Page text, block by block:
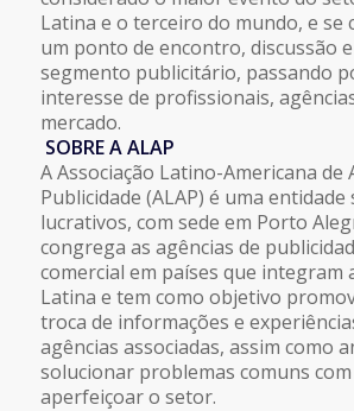
Latina e o terceiro do mundo, e se
um ponto de encontro, discussão
segmento publicitário, passando
interesse de profissionais,
mercado.
SOBRE A ALAP
A Associação Latino-Americana de
Publicidade (ALAP) é uma entidade
lucrativos, com sede em Porto
congrega as agências de
comercial em países que integram
Latina e tem como objetivo
troca de informações e
agências associadas, assim como
solucionar problemas comuns
aperfeiçoar o setor.